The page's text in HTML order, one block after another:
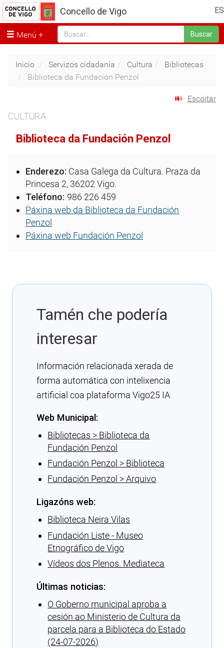
ES
Concello de Vigo
Menú Buscar
Inicio Servizos cidadanía Cultura
Bibliotecas
Biblioteca da Fundación Penzol
Escoitar
CULTURA
Biblioteca da Fundación Penzol
Enderezo: Casa Galega da Cultura. Praza da
Princesa 2, 36202 Vigo.
Teléfono: 986 226 459
Páxina web da Biblioteca da Fundación
Penzol
Páxina web Fundación Penzol
Tamén che podería
interesar
Información relacionada xerada de
forma automática con intelixencia
artificial coa plataforma Vigo25 IA
Web Municipal:
Bibliotecas > Biblioteca da
Fundación Penzol
Fundación Penzol > Biblioteca
Fundación Penzol > Arquivo
Ligazóns web:
Biblioteca Neira Vilas
Fundación Liste - Museo
Etnográfico de Vigo
Vídeos dos Plenos. Mediateca
Últimas noticias:
O Goberno municipal aproba a
cesión ao Ministerio de Cultura da
parcela para a Biblioteca do Estado
(24-07-2026)